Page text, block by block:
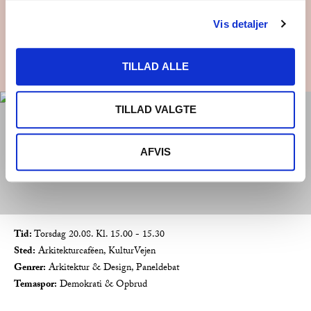
Vis detaljer
TILLAD ALLE
TILLAD VALGTE
AFVIS
Er pendling et overset tabu, en værdifuld pause eller
blot transport fra A til B? Debatten folder nuancerne
mennesker, hverdagsrytmer og de steder, vi bevæger os
Tid:Torsdag 20.08. Kl. 15.00 - 15.30
Sted: Arkitekturcaféen, KulturVejen
Genrer: Arkitektur & Design, Paneldebat
Temaspor: Demokrati & Opbrud